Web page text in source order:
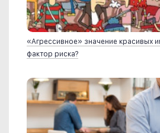
«Агрессивное» значение красивых
фактор риска?